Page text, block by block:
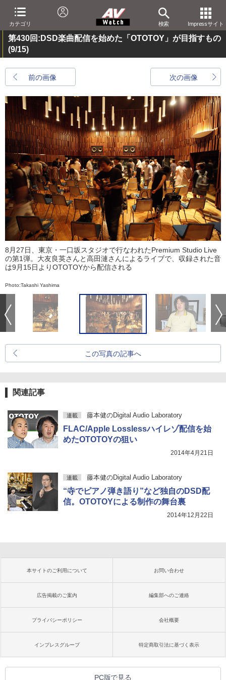
カテゴリ 検索 Impressサイト
第430回:DSD楽曲配信を始めた「OTOTOY」が目指すもの
(9/15)
前の画像 次の画像
8月27日、東京・一口坂スタジオで行なわれたPremium Studio Live
の第1弾。大友良英さんと高田漣さんによるライブで、収録された音
は9月15日よりOTOTOYから配信される
Photo:Takashi Yashima
この写真の記事へ
関連記事
連載 藤本健のDigital Audio Laboratory
FLAC/Apple Losslessハイレゾ配信を始
めたOTOTOYの狙い
2014年4月21日
連載 藤本健のDigital Audio Laboratory
“寺でピアノ弾き語り”など独自のDSD配
信。OTOTOYによる制作の舞台裏
2014年12月22日
本サイトのご利用について お問い合わせ
広告掲載のご案内 編集部へのご連絡
プライバシーポリシー 会社概要
インプレスグループ 特定商取引法に基づく表示
PC版で見る